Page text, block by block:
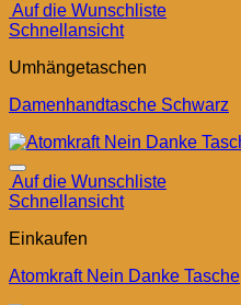
Auf die Wunschliste
Schnellansicht
Umhängetaschen
Damenhandtasche Schwarz
Auf die Wunschliste
Schnellansicht
Einkaufen
Atomkraft Nein Danke Tasche